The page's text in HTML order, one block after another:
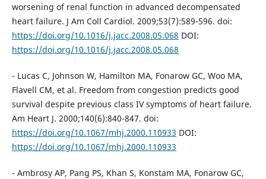
worsening of renal function in advanced decompensated
heart failure. J Am Coll Cardiol. 2009;53(7):589-596. doi:
https://doi.org/10.1016/j.jacc.2008.05.068 DOI:
https://doi.org/10.1016/j.jacc.2008.05.068
- Lucas C, Johnson W, Hamilton MA, Fonarow GC, Woo MA,
Flavell CM, et al. Freedom from congestion predicts good
survival despite previous class IV symptoms of heart failure.
Am Heart J. 2000;140(6):840-847. doi:
https://doi.org/10.1067/mhj.2000.110933 DOI:
https://doi.org/10.1067/mhj.2000.110933
- Ambrosy AP, Pang PS, Khan S, Konstam MA, Fonarow GC,